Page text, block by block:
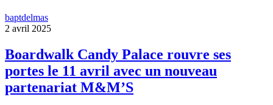
baptdelmas
2 avril 2025
Boardwalk Candy Palace rouvre ses
portes le 11 avril avec un nouveau
partenariat M&M’S